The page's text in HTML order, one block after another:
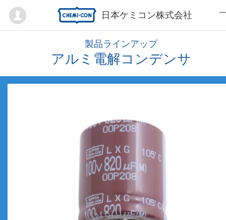
日本ケミコン株式会社
Mypage
製品ラインアップ
アルミ電解コンデンサ